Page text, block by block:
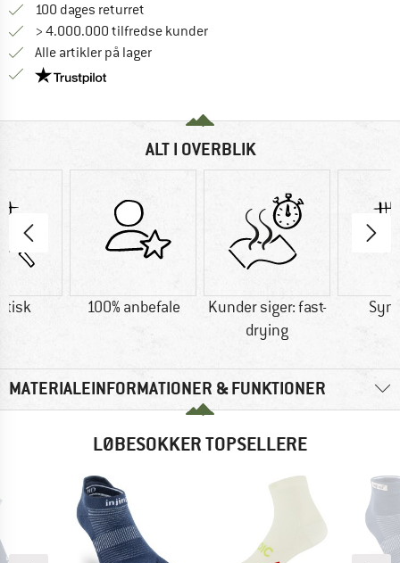
100 dages returret
> 4.000.000 tilfredse kunder
Alle artikler på lager
Vi er Trustpilot-certificeret - oplysningerne får du
ALT I OVERBLIK
100% anbefale
Kunder siger: fast-
drying
MATERIALEINFORMATIONER & FUNKTIONER
LØBESOKKER TOPSELLERE